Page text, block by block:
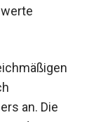
an. Die